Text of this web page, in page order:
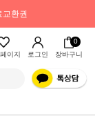
교환권
이지 로그인
0
장바구니